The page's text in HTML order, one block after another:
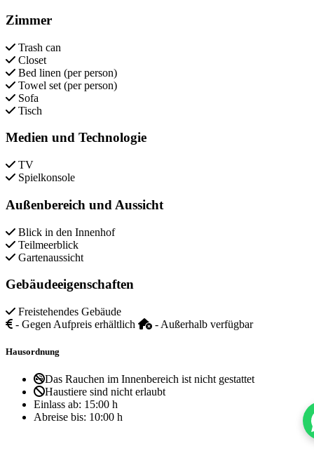
Zimmer
Trash can
Closet
Bed linen (per person)
Towel set (per person)
Sofa
Tisch
Medien und Technologie
TV
Spielkonsole
Außenbereich und Aussicht
Blick in den Innenhof
Teilmeerblick
Gartenaussicht
Gebäudeeigenschaften
Freistehendes Gebäude
- Gegen Aufpreis erhältlich
- Außerhalb verfügbar
Hausordnung
Das Rauchen im Innenbereich ist nicht gestattet
Haustiere sind nicht erlaubt
Einlass ab: 15:00 h
Abreise bis: 10:00 h